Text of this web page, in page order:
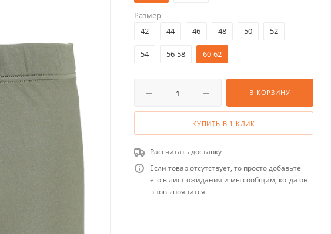
Размер
42
44 46 48 50 52
54 56-58 60-62
В КОРЗИНУ
КУПИТЬ В 1 КЛИК
Рассчитать доставку
Если товар отсутствует, то просто добавьте
его в лист ожидания и мы сообщим, когда он
вновь появится